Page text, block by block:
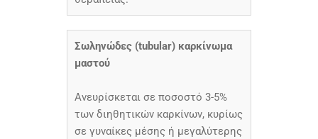
Σωληνώδες (tubular) καρκίνωμα
μαστού
Ανευρίσκεται σε ποσοστό 3-5%
των διηθητικών καρκίνων, κυρίως
σε γυναίκες μέσης ή μεγαλύτερης